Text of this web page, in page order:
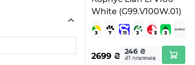
White (G99.V100W.01)
2699₴ 246 ₴
х11 платежів